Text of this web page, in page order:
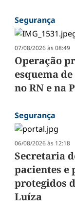
Segurança
07/08/2026 às 08:49
Operação
esquema
no RN e na
Segurança
06/08/2026 às 12:18
Secretaria
pacientes
protegidos
Luíza